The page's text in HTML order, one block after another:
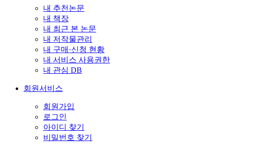
내 추천논문
내 책장
내 최근 본 논문
내 저작물관리
내 구매·신청 현황
내 서비스 사용권한
내 관심 DB
회원서비스
회원가입
로그인
아이디 찾기
비밀번호 찾기